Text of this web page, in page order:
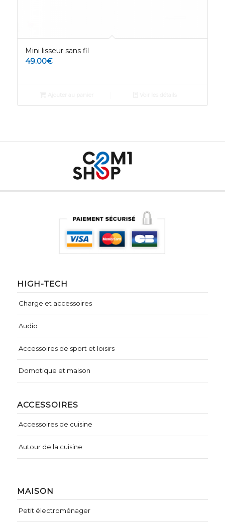
Mini lisseur sans fil
49.00€
MAISON
Petit électroménager
HIGH-TECH
Charge et accessoires
Audio
Accessoires de sport et loisirs
Domotique et maison
ACCESSOIRES
Accessoires de cuisine
Autour de la cuisine